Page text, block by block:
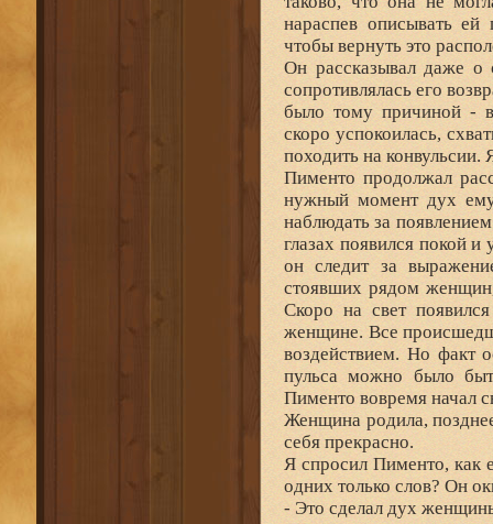
нараспев описывать ей
чтобы вернуть это
Он рассказывал даже о
сопротивлялась его
было тому причиной -
скоро успокоилась,
походить на конвульсии.
Пименто продолжал
нужный момент дух
наблюдать за
глазах появился покой
он следит за
стоявших рядом
Скоро на свет
женщине. Все
воздействием. Но факт
пульса можно было
Пименто вовремя начал
Женщина родила,
себя прекрасно.
Я спросил Пименто, как
одних только слов? Он
- Это сделал дух